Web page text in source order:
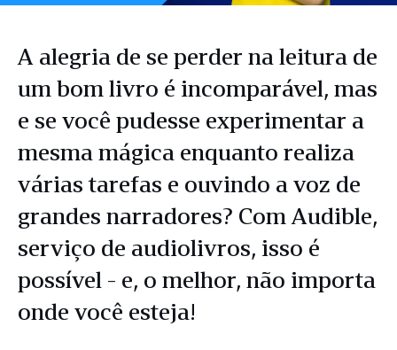
A alegria de se perder na leitura de
um bom livro é incomparável, mas
e se você pudesse experimentar a
mesma mágica enquanto realiza
várias tarefas e ouvindo a voz de
grandes narradores? Com Audible,
serviço de audiolivros, isso é
possível - e, o melhor, não importa
onde você esteja!